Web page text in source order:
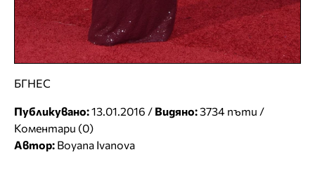
БГНЕС
Публикувано:13.01.2016 / Видяно: 3734 пъти /
Коментари (0)
Автор: Boyana Ivanova